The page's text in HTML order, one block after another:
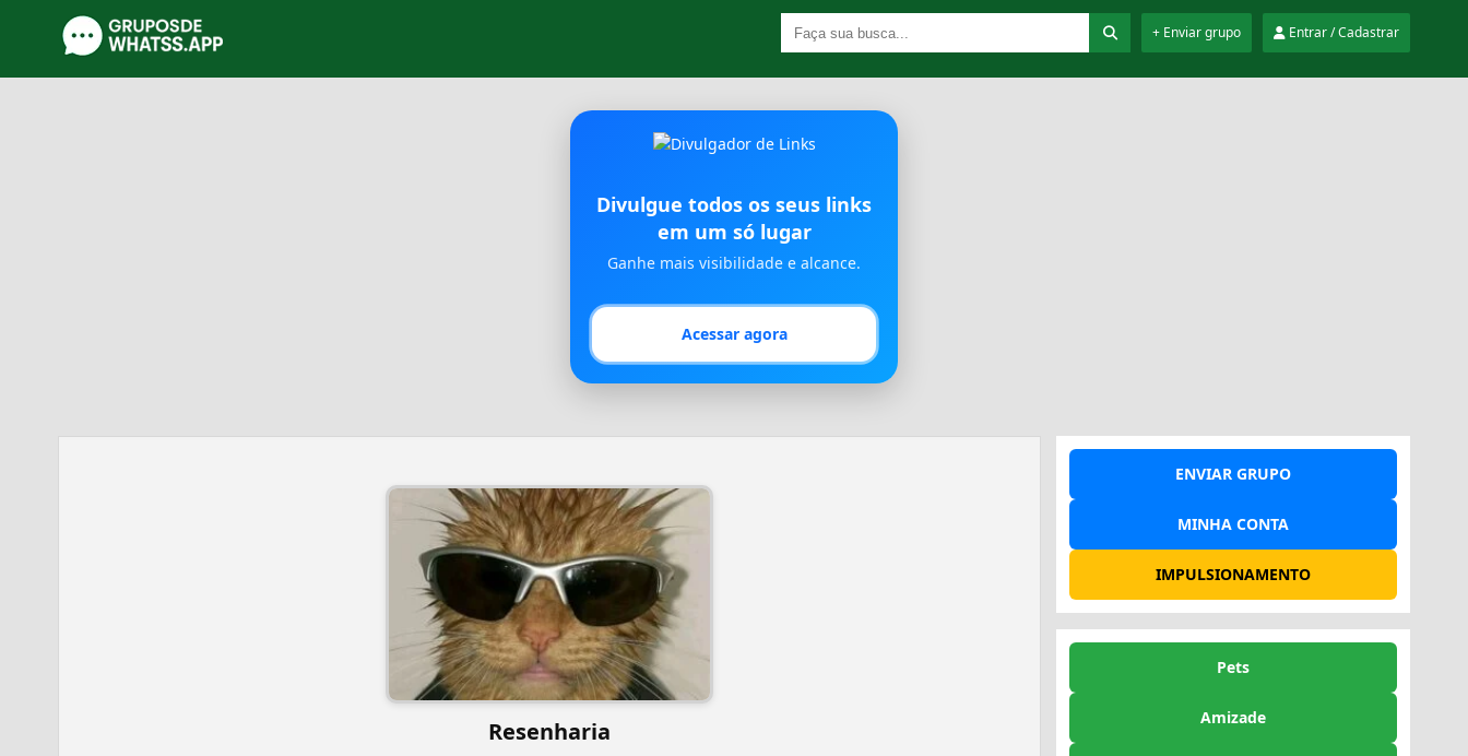
Entrar / Cadastrar
+ Enviar grupo
Divulgue todos os seus links
em um só lugar
Ganhe mais visibilidade e alcance.
Acessar agora
Resenharia
ENVIAR GRUPO
MINHA CONTA
IMPULSIONAMENTO
Pets
Amizade